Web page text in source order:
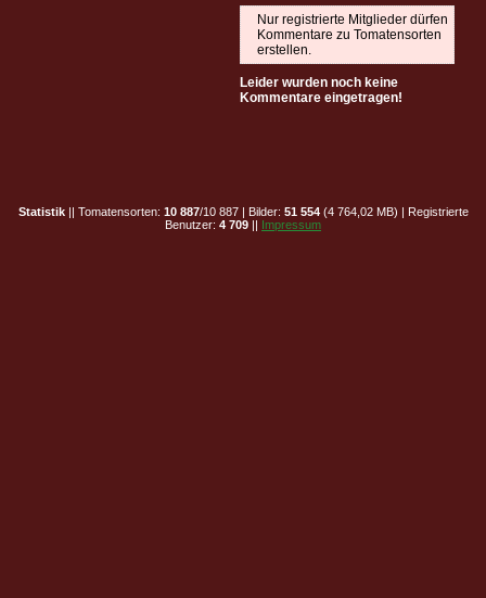
Nur registrierte Mitglieder dürfen
Kommentare zu Tomatensorten
erstellen.
Leider wurden noch keine
Kommentare eingetragen!
Statistik|| Tomatensorten: 10 887/10 887 | Bilder: 51 554(4 764,02 MB) | Registrierte
Benutzer: 4 709 || Impressum